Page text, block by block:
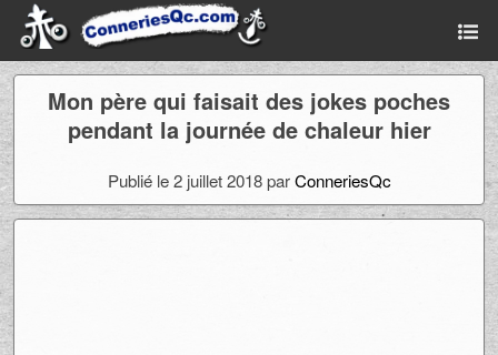
Mon père qui faisait des jokes poches
pendant la journée de chaleur hier
Publié le 2 juillet 2018 parConneriesQc